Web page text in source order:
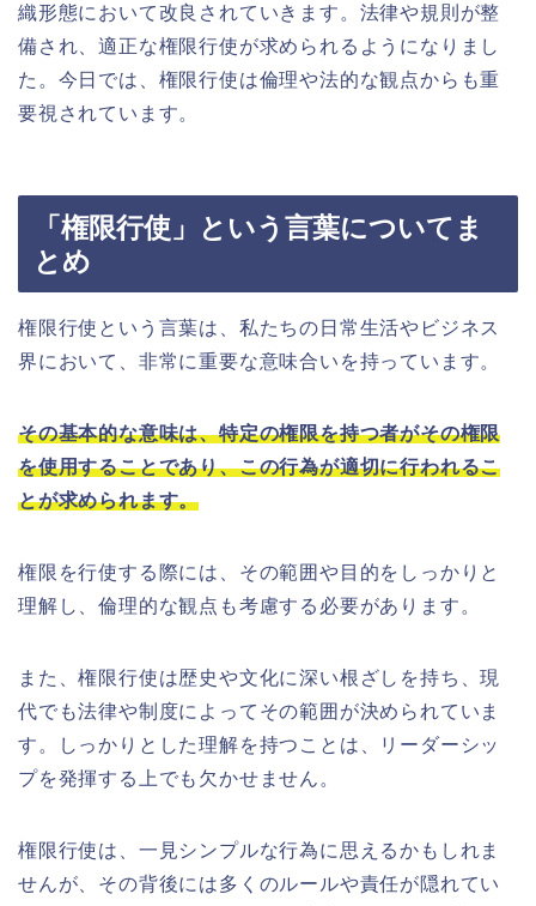
織形態において改良されていきます。法律や規則が整
備され、適正な権限行使が求められるようになりまし
た。今日では、権限行使は倫理や法的な観点からも重
要視されています。
「権限行使」という言葉についてま
とめ
権限行使という言葉は、私たちの日常生活やビジネス
界において、非常に重要な意味合いを持っています。
その基本的な意味は、特定の権限を持つ者がその権限
を使用することであり、この行為が適切に行われるこ
とが求められます。
権限を行使する際には、その範囲や目的をしっかりと
理解し、倫理的な観点も考慮する必要があります。
また、権限行使は歴史や文化に深い根ざしを持ち、現
代でも法律や制度によってその範囲が決められていま
す。しっかりとした理解を持つことは、リーダーシッ
プを発揮する上でも欠かせません。
権限行使は、一見シンプルな行為に思えるかもしれま
せんが、その背後には多くのルールや責任が隠れてい